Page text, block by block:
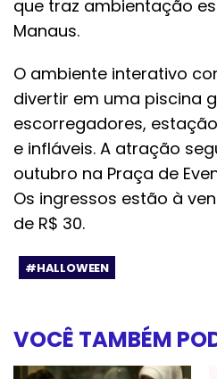
que traz ambientação
Manaus.
O ambiente interativo
divertir em uma piscina
escorregadores,
e infláveis. A atração
outubro na Praça de
Os ingressos estão à
de R$ 30.
#HALLOWEEN
VOCÊ TAMBÉM